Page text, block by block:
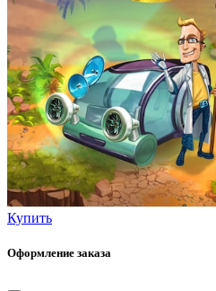
Купить
Оформление заказа